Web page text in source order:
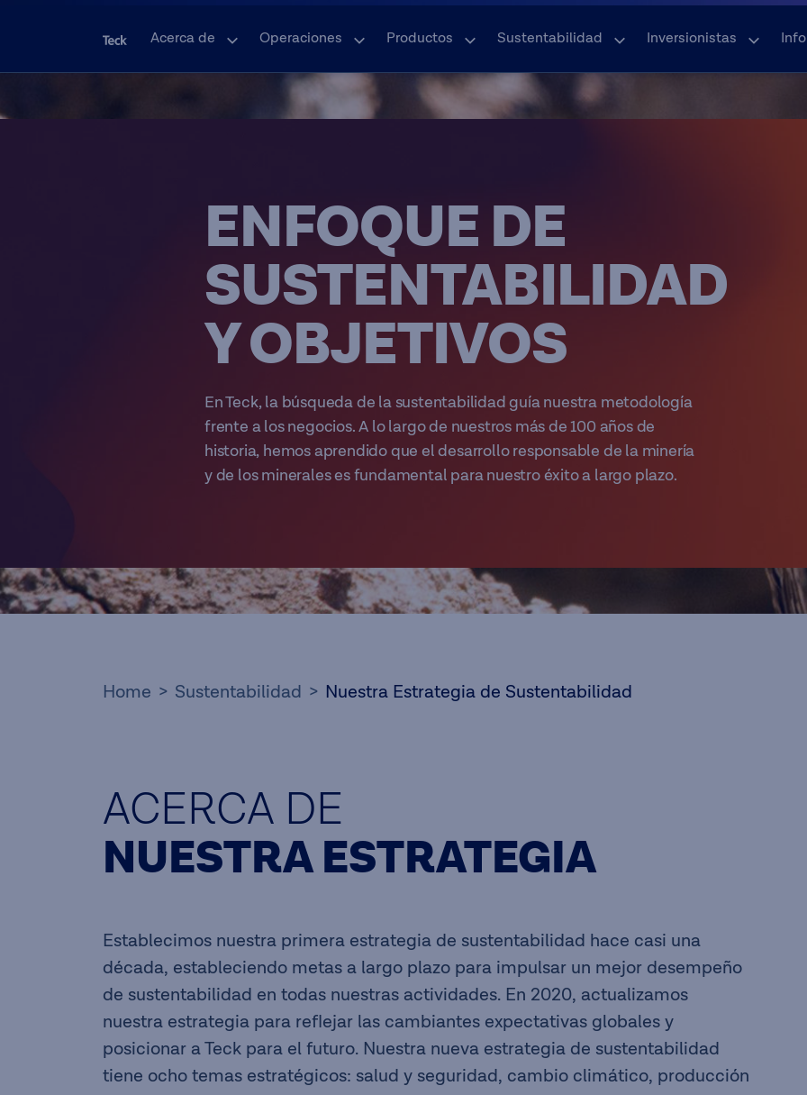
Acerca de Operaciones Productos Sustentabilidad Inversionistas
ENFOQUE DE
SUSTENTABILIDAD
Y OBJETIVOS
En Teck, la búsqueda de la sustentabilidad guía nuestra metodología
frente a los negocios. A lo largo de nuestros más de 100 años de
historia, hemos aprendido que el desarrollo responsable de la minería
y de los minerales es fundamental para nuestro éxito a largo plazo.
Home Sustentabilidad Nuestra Estrategia de Sustentabilidad
ACERCA DE
NUESTRA ESTRATEGIA
Establecimos nuestra primera estrategia de sustentabilidad hace casi una
década, estableciendo metas a largo plazo para impulsar un mejor desempeño
de sustentabilidad en todas nuestras actividades. En 2020, actualizamos
nuestra estrategia para reflejar las cambiantes expectativas globales y
posicionar a Teck para el futuro. Nuestra nueva estrategia de sustentabilidad
tiene ocho temas estratégicos: salud y seguridad, cambio climático, producción